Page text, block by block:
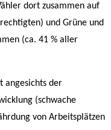
dort zusammen auf
und Grüne und
(ca. 41 % aller
angesichts der
(schwache
von Arbeitsplätzen